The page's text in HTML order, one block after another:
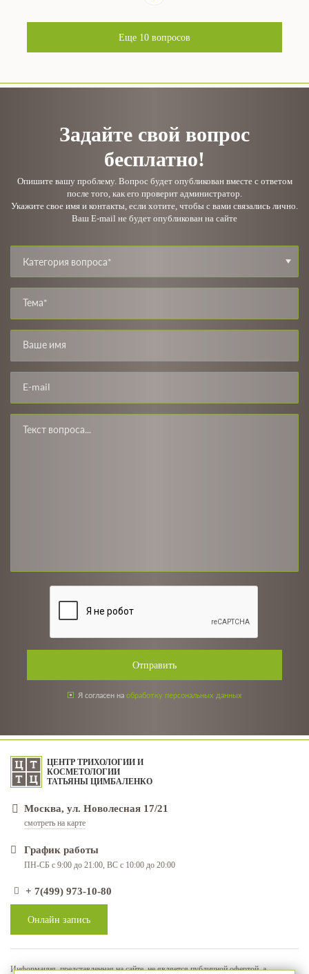
Еще 10 вопросов
Задайте свой вопрос
бесплатно!
Опишите вашу проблему. Вопрос будет опубликован вместе с ответом
после того, как его проверит администратор.
Укажите свое имя и контакты, если хотите, чтобы с вами связались лично.
Ваш E-mail не будет опубликован на сайте
Категория вопроса*
Отправить
Я согласен на обработку персональных данных
ЦЕНТР ТРИХОЛОГИИ И
КОСМЕТОЛОГИИ
ТАТЬЯНЫ ЦИМБАЛЕНКО
Москва, ул. Новолесная 17/21
смотреть на карте
График работы
ПН-СБ с 9:00 до 21:00, ВС с 10:00 до 20:00
+ 7(499) 973-10-80
Онлайн запись
Информация, представленная на сайте, не является публичной офертой, а